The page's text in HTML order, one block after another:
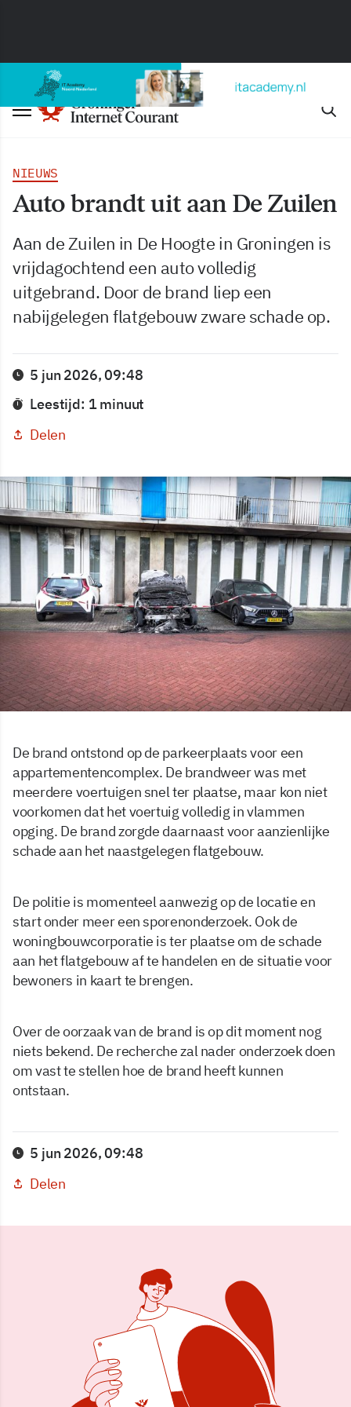
NIEUWS
Auto brandt uit aan De Zuilen
Aan de Zuilen in De Hoogte in Groningen is
vrijdagochtend een auto volledig
uitgebrand. Door de brand liep een
nabijgelegen flatgebouw zware schade op.
5 jun 2026, 09:48
Leestijd: 1 minuut
Delen
De brand ontstond op de parkeerplaats voor een
appartementencomplex. De brandweer was met
meerdere voertuigen snel ter plaatse, maar kon niet
voorkomen dat het voertuig volledig in vlammen
opging. De brand zorgde daarnaast voor aanzienlijke
schade aan het naastgelegen flatgebouw.
De politie is momenteel aanwezig op de locatie en
start onder meer een sporenonderzoek. Ook de
woningbouwcorporatie is ter plaatse om de schade
aan het flatgebouw af te handelen en de situatie voor
bewoners in kaart te brengen.
Over de oorzaak van de brand is op dit moment nog
niets bekend. De recherche zal nader onderzoek doen
om vast te stellen hoe de brand heeft kunnen
ontstaan.
5 jun 2026, 09:48
Delen